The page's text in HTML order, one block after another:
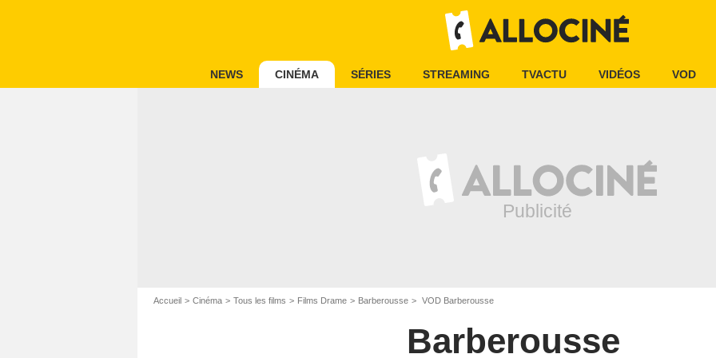
NEWS CINÉMA SÉRIES STREAMING TVACTU VIDÉOS VOD
Accueil Cinéma Tous les films Films Drame Barberousse VOD Barberousse
Barberousse